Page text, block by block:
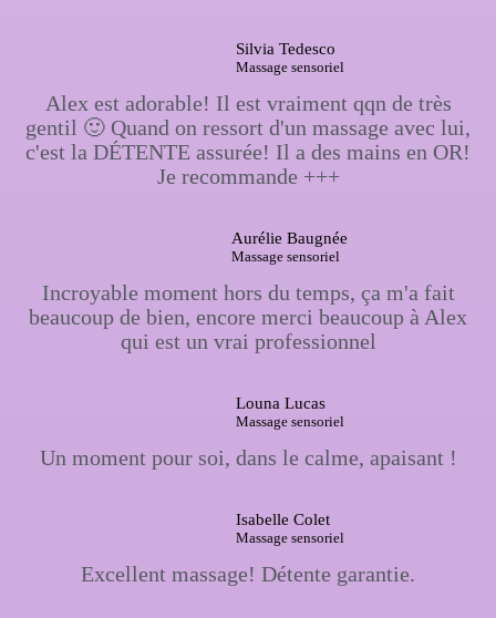
Silvia Tedesco
Massage sensoriel
Alex est adorable! Il est vraiment qqn de très
gentil 🙂 Quand on ressort d'un massage avec lui,
c'est la DÉTENTE assurée! Il a des mains en OR!
Je recommande +++
Aurélie Baugnée
Massage sensoriel
Incroyable moment hors du temps, ça m'a fait
beaucoup de bien, encore merci beaucoup à Alex
qui est un vrai professionnel
Louna Lucas
Massage sensoriel
Un moment pour soi, dans le calme, apaisant !
Isabelle Colet
Massage sensoriel
Excellent massage! Détente garantie.